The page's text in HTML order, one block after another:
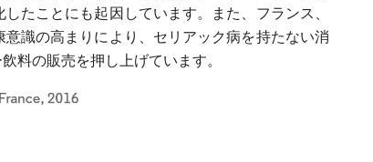
たことにも起因しています。また、フランス、
識の高まりにより、セリアック病を持たない消
料の販売を押し上げています。